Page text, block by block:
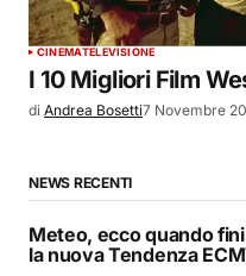
CINEMATELEVISIONE
I 10 Migliori Film
di Andrea Bosetti7 Novembre
NEWS RECENTI
Meteo, ecco quando
la nuova Tendenza